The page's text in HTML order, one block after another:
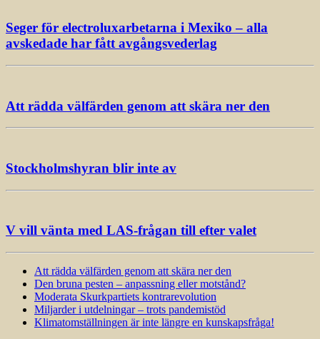
Seger för electroluxarbetarna i Mexiko – alla
avskedade har fått avgångsvederlag
Att rädda välfärden genom att skära ner den
Stockholmshyran blir inte av
V vill vänta med LAS-frågan till efter valet
Att rädda välfärden genom att skära ner den
Den bruna pesten – anpassning eller motstånd?
Moderata Skurkpartiets kontrarevolution
Miljarder i utdelningar – trots pandemistöd
Klimatomställningen är inte längre en kunskapsfråga!